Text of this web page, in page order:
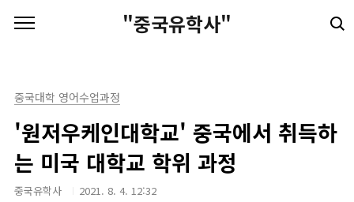
"중국유학사"
중국대학 영어수업과정
'원저우케인대학교' 중국에서 취득하
는 미국 대학교 학위 과정
중국유학사 2021. 8. 4. 12:32